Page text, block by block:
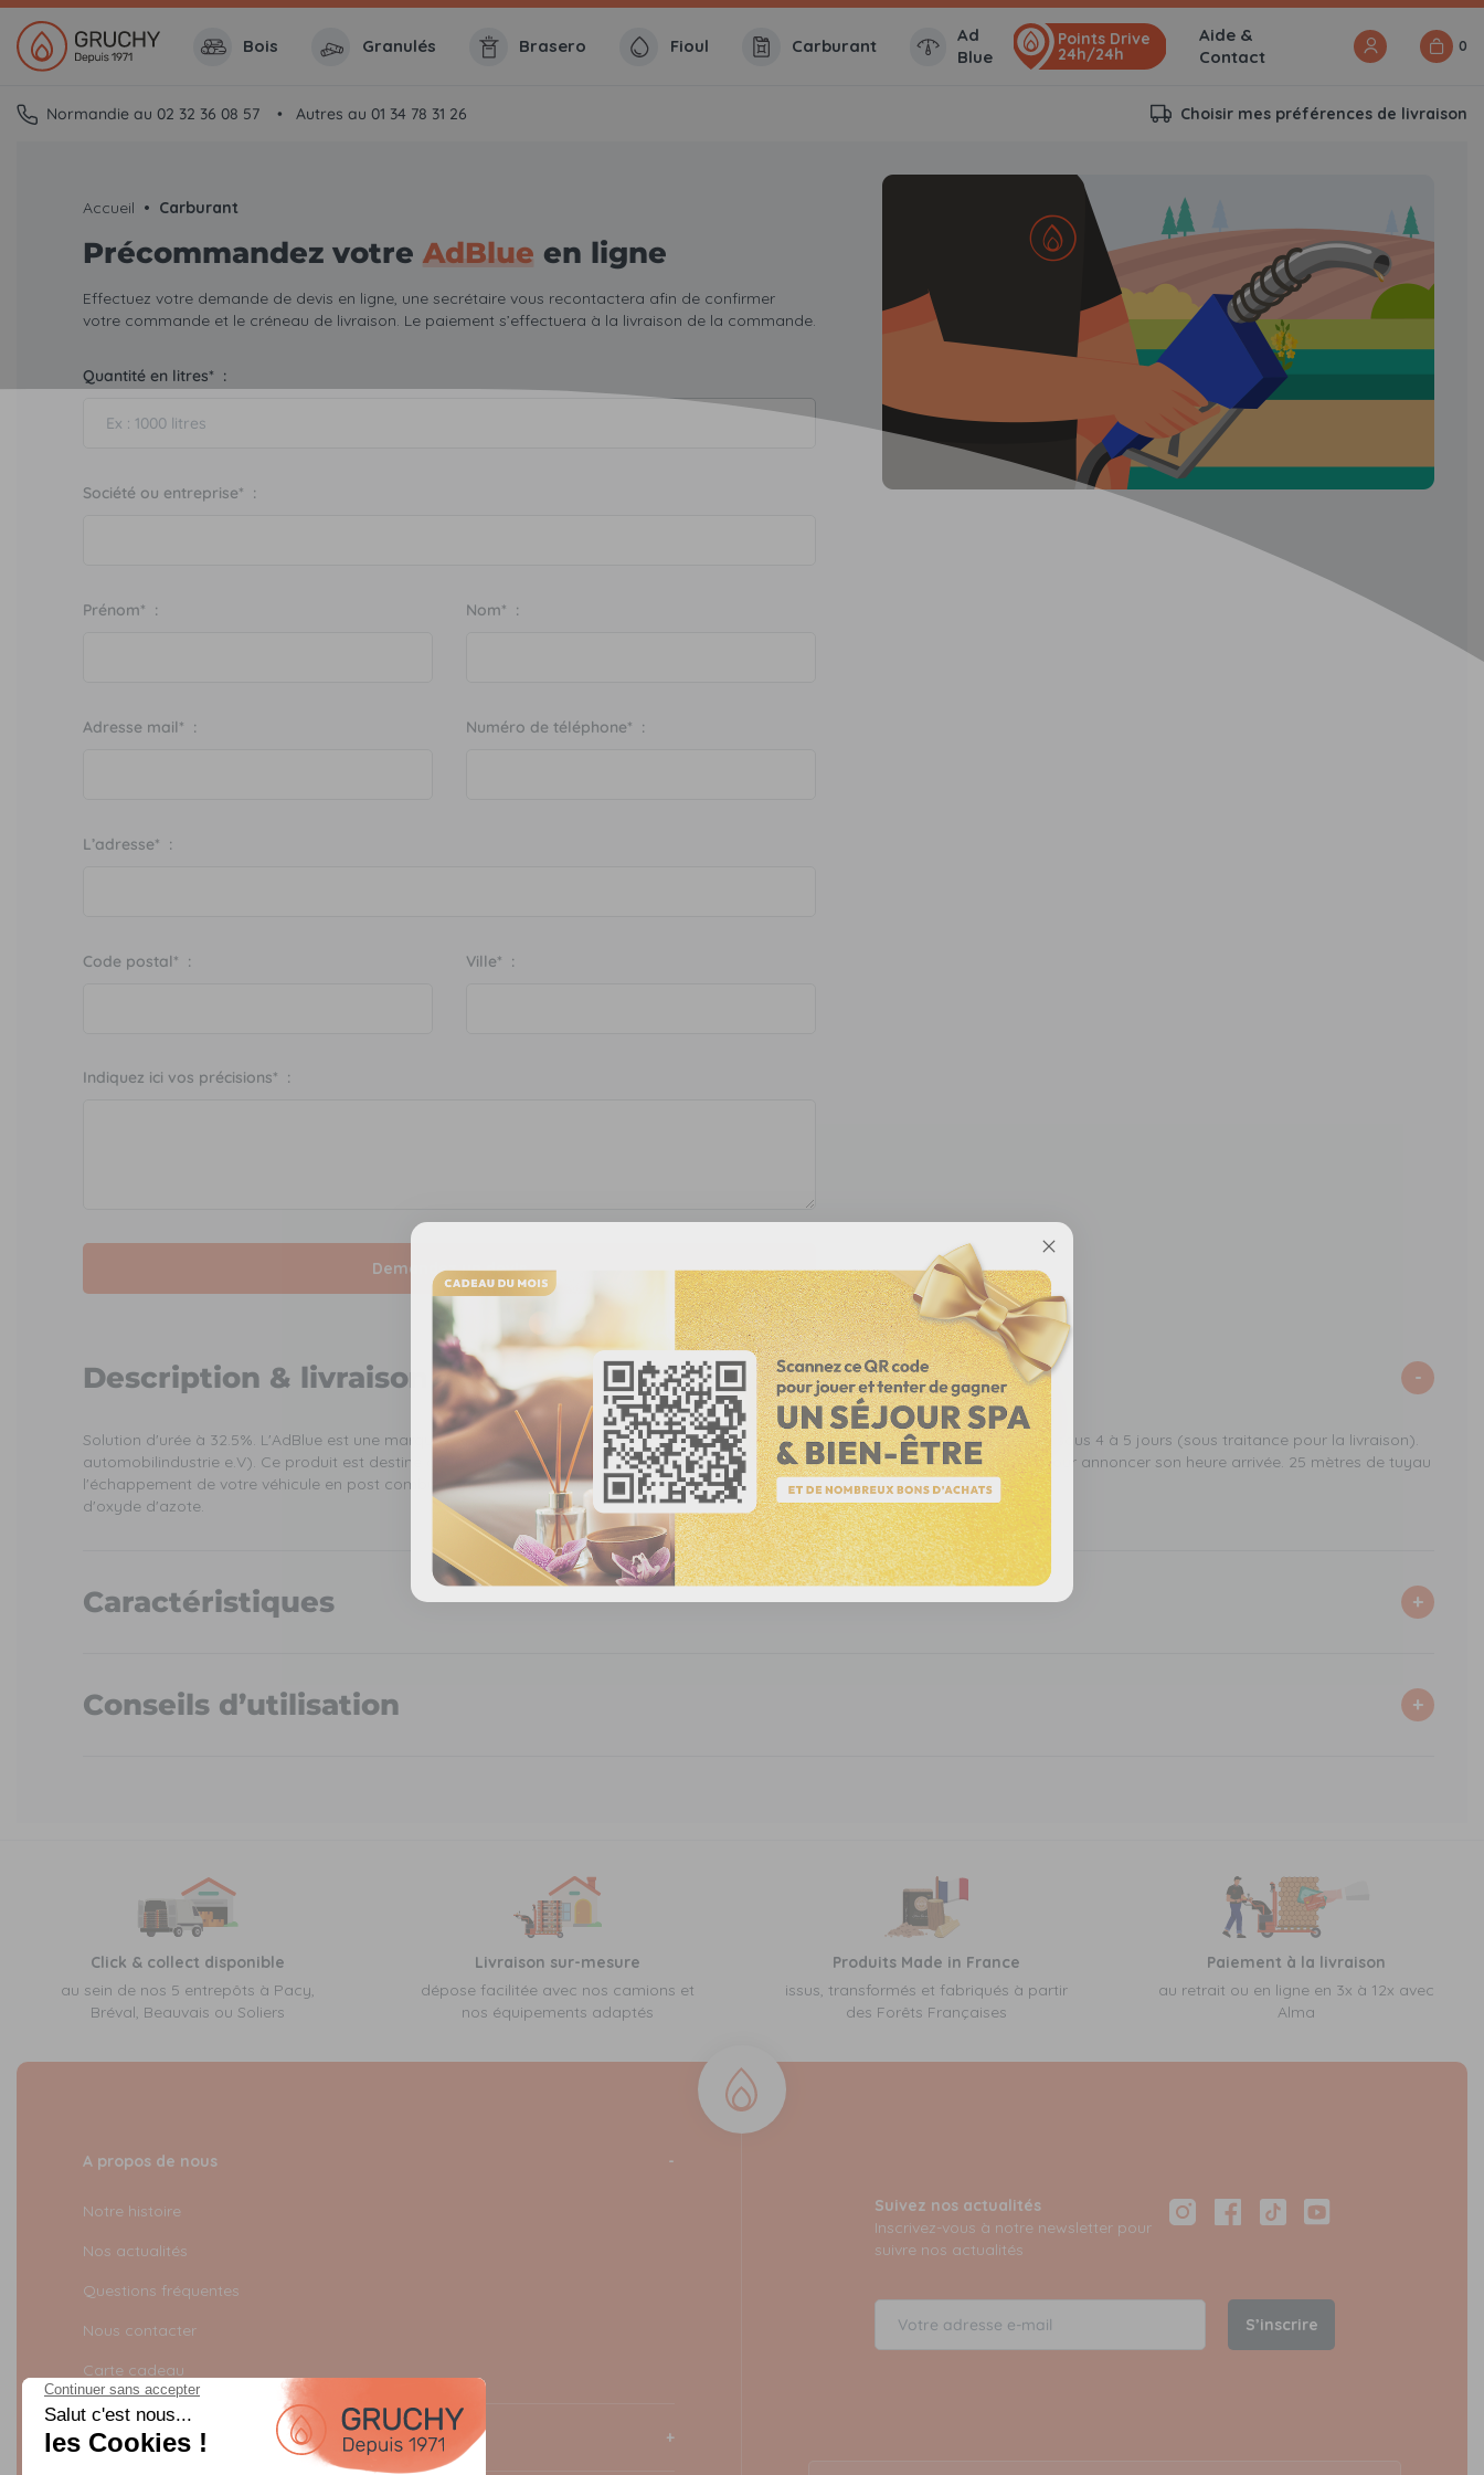
Bois Granulés Brasero Fioul Carburant
Ad
Blue
Points Drive
24h/24h
Aide &
Contact
0
Normandie au 02 32 36 08 57 Autres au 01 34 78 31 26 Choisir mes préférences de livraison
Accueil Carburant
Précommandez votre AdBlue en ligne
Effectuez votre demande de devis en ligne, une secrétaire vous recontactera afin de confirmer
votre commande et le créneau de livraison. Le paiement s’effectuera à la livraison de la commande.
Quantité en litres* :
Société ou entreprise* :
Prénom* : Nom* :
Adresse mail* : Numéro de téléphone* :
L’adresse* :
Code postal* : Ville* :
Indiquez ici vos précisions* :
Demandez un devis
Description & livraison
Solution d'urée à 32.5%. L'AdBlue est une marque déposée par le VDA (Verband der
automobilindustrie e.V). Ce produit est destiné à être injecté au niveau de
l'échappement de votre véhicule en post combustion afin de diminuer les émissions
d'oxyde d'azote.
La livraison de ce produit s’effectue sous 4 à 5 jours (sous traitance pour la livraison).
Le chauffeur vous appelle la veille pour annoncer son heure arrivée. 25 mètres de tuyau
/ semi remorque de 44 Tonnes.
Caractéristiques
Conseils d’utilisation
Click & collect disponible
au sein de nos 5 entrepôts à Pacy,
Bréval, Beauvais ou Soliers
Livraison sur-mesure
dépose facilitée avec nos camions et
nos équipements adaptés
Produits Made in France
issus, transformés et fabriqués à partir
des Forêts Françaises
Paiement à la livraison
au retrait ou en ligne en 3x à 12x avec
Alma
A propos de nous
Notre histoire
Nos actualités
Questions fréquentes
Nous contacter
Carte cadeau
Infos légales
Suivez nos actualités
Inscrivez-vous à notre newsletter pour
suivre nos actualités
InstagramFacebook
TikTokYouTube
S’inscrire